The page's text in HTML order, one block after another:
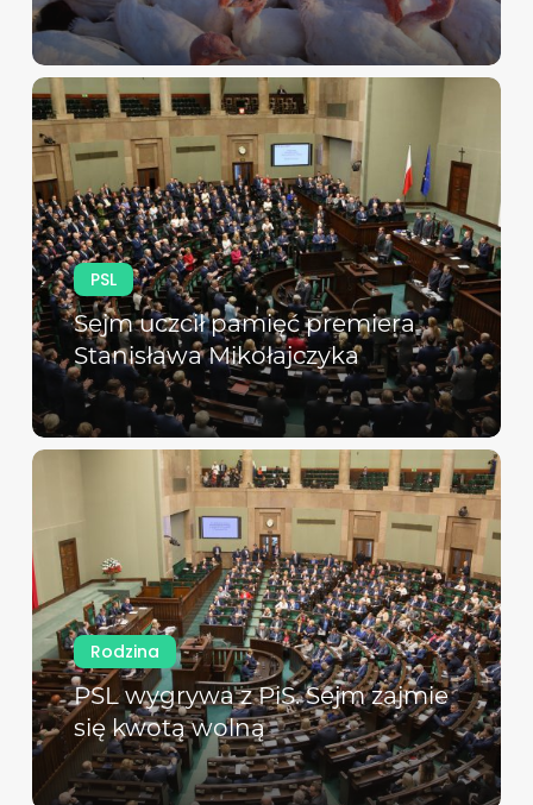
PSL
Sejm uczcił pamięć premiera
Stanisława Mikołajczyka
Rodzina
PSL wygrywa z PiS. Sejm zajmie
się kwotą wolną